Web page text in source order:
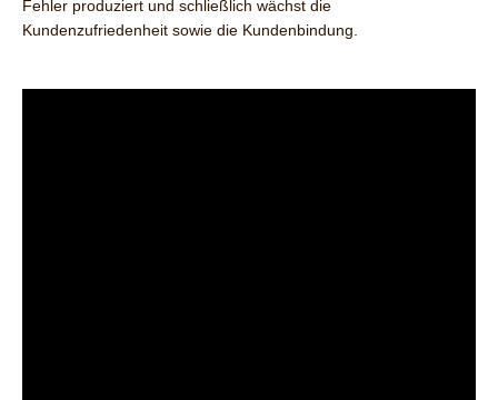
Fehler produziert und schließlich wächst die
Kundenzufriedenheit sowie die Kundenbindung.